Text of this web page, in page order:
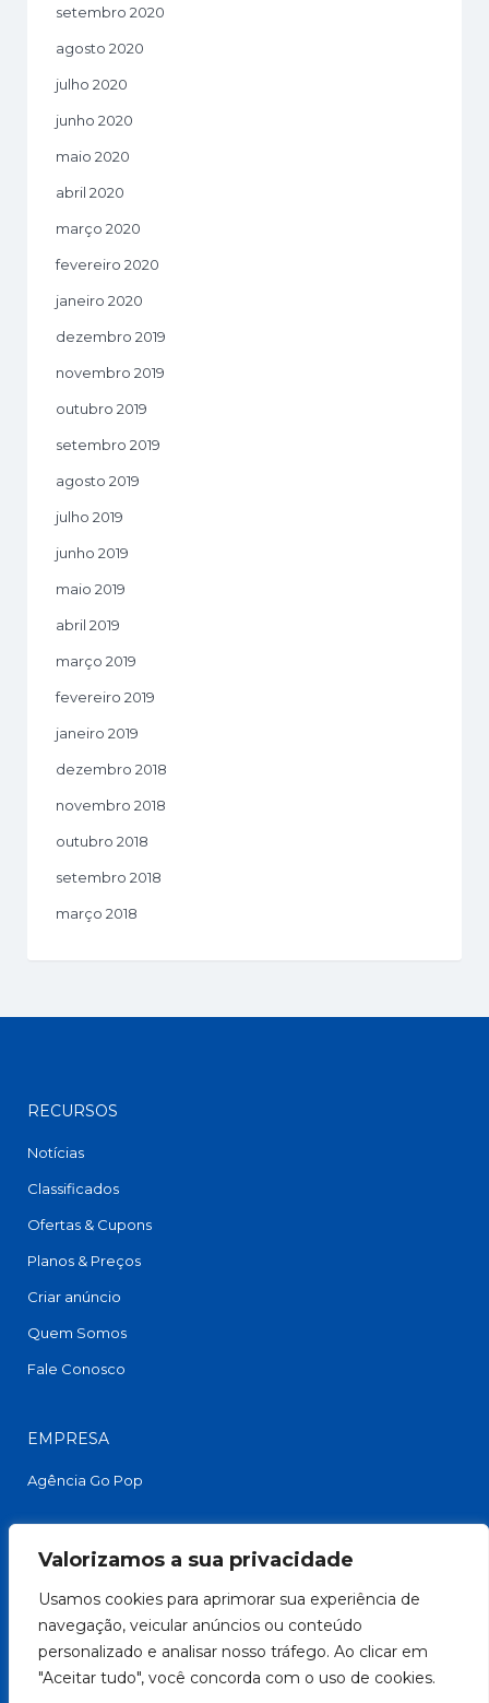
Valorizamos a sua privacidade
Usamos cookies para aprimorar sua experiência de
navegação, veicular anúncios ou conteúdo
personalizado e analisar nosso tráfego. Ao clicar em
"Aceitar tudo", você concorda com o uso de cookies.
setembro 2020
agosto 2020
julho 2020
junho 2020
maio 2020
abril 2020
março 2020
fevereiro 2020
janeiro 2020
dezembro 2019
novembro 2019
outubro 2019
setembro 2019
agosto 2019
julho 2019
junho 2019
maio 2019
abril 2019
março 2019
fevereiro 2019
janeiro 2019
dezembro 2018
novembro 2018
outubro 2018
setembro 2018
março 2018
RECURSOS
Notícias
Classificados
Ofertas & Cupons
Planos & Preços
Criar anúncio
Quem Somos
Fale Conosco
EMPRESA
Agência Go Pop
FACEBOOK